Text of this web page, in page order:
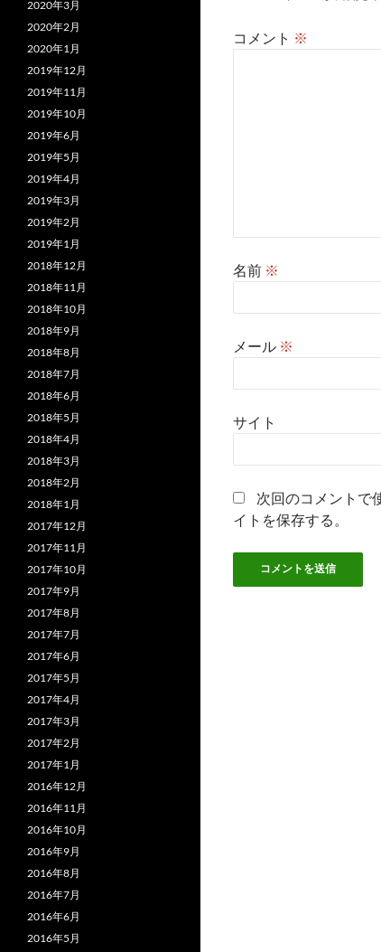
ン
コメント ※
名前 ※
メール ※
サイト
次回のコメントで
イトを保存する。
2020年3月
2020年2月
2020年1月
2019年12月
2019年11月
2019年10月
2019年6月
2019年5月
2019年4月
2019年3月
2019年2月
2019年1月
2018年12月
2018年11月
2018年10月
2018年9月
2018年8月
2018年7月
2018年6月
2018年5月
2018年4月
2018年3月
2018年2月
2018年1月
2017年12月
2017年11月
2017年10月
2017年9月
2017年8月
2017年7月
2017年6月
2017年5月
2017年4月
2017年3月
2017年2月
2017年1月
2016年12月
2016年11月
2016年10月
2016年9月
2016年8月
2016年7月
2016年6月
2016年5月